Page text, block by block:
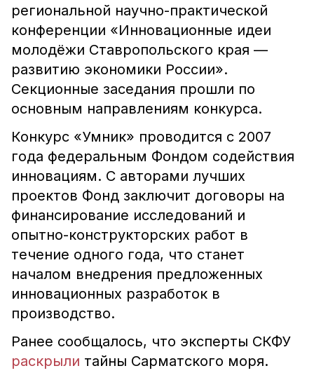
региональной научно-практической
конференции «Инновационные идеи
молодёжи Ставропольского края —
развитию экономики России».
Секционные заседания прошли по
основным направлениям конкурса.
Конкурс «Умник» проводится с 2007
года федеральным Фондом содействия
инновациям. С авторами лучших
проектов Фонд заключит договоры на
финансирование исследований и
опытно-конструкторских работ в
течение одного года, что станет
началом внедрения предложенных
инновационных разработок в
производство.
Ранее сообщалось, что эксперты СКФУ
раскрыли тайны Сарматского моря.